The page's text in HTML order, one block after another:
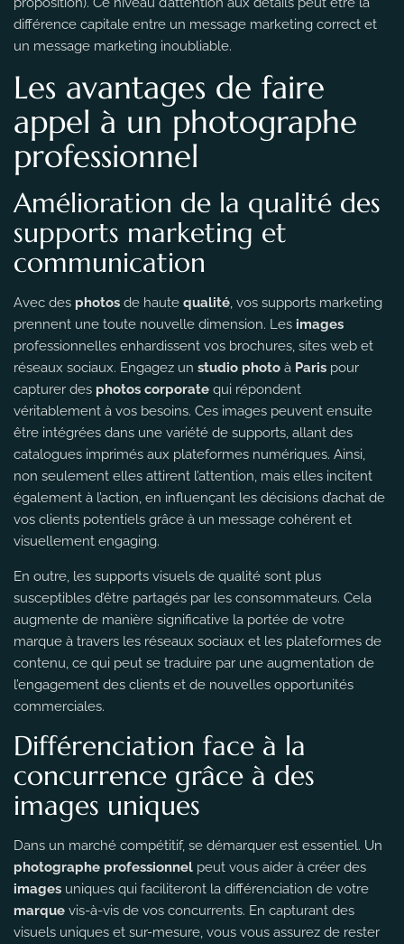
différence capitale entre un message marketing correct et
un message marketing inoubliable.
Les avantages de faire
appel à un photographe
professionnel
Amélioration de la qualité des
supports marketing et
communication
Avec des photos de haute qualité, vos supports marketing
prennent une toute nouvelle dimension. Les images
professionnelles enhardissent vos brochures, sites web et
réseaux sociaux. Engagez un studio photo à Paris pour
capturer des photos corporate qui répondent
véritablement à vos besoins. Ces images peuvent ensuite
être intégrées dans une variété de supports, allant des
catalogues imprimés aux plateformes numériques. Ainsi,
non seulement elles attirent l’attention, mais elles incitent
également à l’action, en influençant les décisions d’achat de
vos clients potentiels grâce à un message cohérent et
visuellement engaging.
En outre, les supports visuels de qualité sont plus
susceptibles d’être partagés par les consommateurs. Cela
augmente de manière significative la portée de votre
marque à travers les réseaux sociaux et les plateformes de
contenu, ce qui peut se traduire par une augmentation de
l’engagement des clients et de nouvelles opportunités
commerciales.
Différenciation face à la
concurrence grâce à des
images uniques
Dans un marché compétitif, se démarquer est essentiel. Un
photographe professionnel peut vous aider à créer des
images uniques qui faciliteront la différenciation de votre
marque vis-à-vis de vos concurrents. En capturant des
visuels uniques et sur-mesure, vous vous assurez de rester